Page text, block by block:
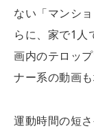
ない「マンシ
らに、家で1人
画内のテロッ
ナー系の動画も
運動時間の短